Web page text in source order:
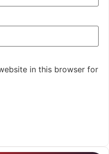
in this browser for